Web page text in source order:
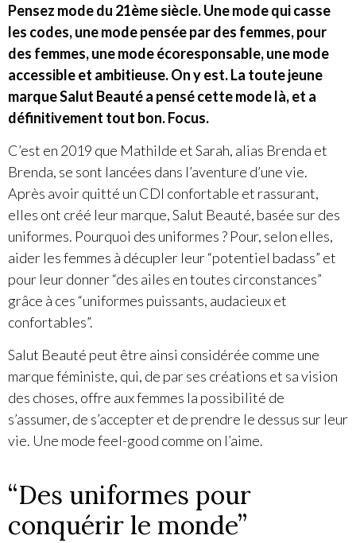
Pensez mode du 21ème siècle. Une mode qui casse
les codes, une mode pensée par des femmes, pour
des femmes, une mode écoresponsable, une mode
accessible et ambitieuse. On y est. La toute jeune
marque Salut Beauté a pensé cette mode là, et a
définitivement tout bon. Focus.
C’est en 2019 que Mathilde et Sarah, alias Brenda et
Brenda, se sont lancées dans l’aventure d’une vie.
Après avoir quitté un CDI confortable et rassurant,
elles ont créé leur marque, Salut Beauté, basée sur des
uniformes. Pourquoi des uniformes ? Pour, selon elles,
aider les femmes à décupler leur “potentiel badass” et
pour leur donner “des ailes en toutes circonstances”
grâce à ces “uniformes puissants, audacieux et
confortables”.
Salut Beauté peut être ainsi considérée comme une
marque féministe, qui, de par ses créations et sa vision
des choses, offre aux femmes la possibilité de
s’assumer, de s’accepter et de prendre le dessus sur leur
vie. Une mode feel-good comme on l’aime.
“Des uniformes pour
conquérir le monde”